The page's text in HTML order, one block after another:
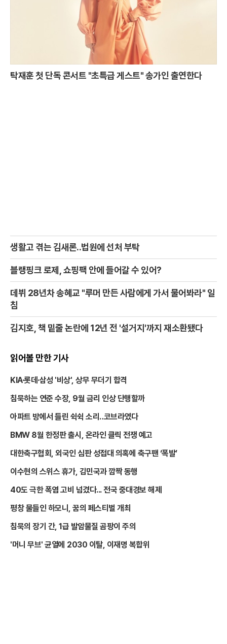
탁재훈 첫 단독 콘서트 "초특급 게스트" 송가인 출연한다
생활고 겪는 김새론..법원에 선처 부탁
블랭핑크 로제, 쇼핑팩 안에 들어갈 수 있어?
데뷔 28년차 송혜교 "루머 만든 사람에게 가서 물어봐라" 일
침
김지호, 책 밑줄 논란에 12년 전 '설거지'까지 재소환됐다
읽어볼 만한 기사
KIA·롯데·삼성 '비상', 상무 무더기 합격
침묵하는 연준 수장, 9월 금리 인상 단행할까
아파트 방에서 들린 쉭쉭 소리‥코브라였다
BMW 8월 한정판 출시, 온라인 클릭 전쟁 예고
대한축구협회, 외국인 심판 성접대 의혹에 축구팬 ‘폭발’
이수현의 스위스 휴가, 김민국과 깜짝 동행
40도 극한 폭염 고비 넘겼다... 전국 중대경보 해제
평창 물들인 하모니, 꿈의 페스티벌 개최
침묵의 장기 간, 1급 발암물질 곰팡이 주의
'머니 무브' 균열에 2030 이탈, 이재명 복합위